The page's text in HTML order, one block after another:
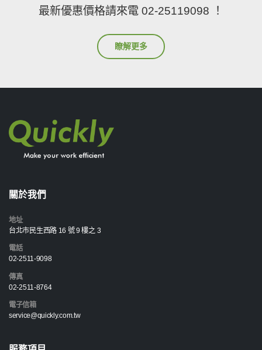
最新優惠價格請來電 02-25119098 ！
瞭解更多
關於我們
地址
台北市民生西路 16 號 9 樓之 3
電話
02-2511-9098
傳真
02-2511-8764
電子信箱
service@quickly.com.tw